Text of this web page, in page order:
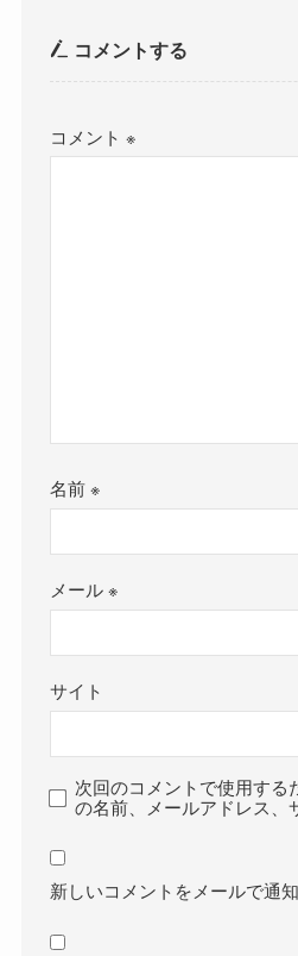
コメントする
コメント※
名前※
メール※
サイト
次回のコメントで使用する
の名前、メールアドレス、
新しいコメントをメールで通知